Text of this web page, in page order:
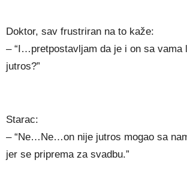
Doktor, sav frustriran na to kaže:
– “I…pretpostavljam da je i on sa vama
jutros?”
Starac:
– “Ne…Ne…on nije jutros mogao sa
jer se priprema za svadbu.”